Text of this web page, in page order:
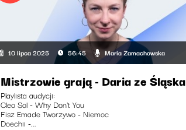
10 lipca 2025 56:45 Maria Zamachowska
Mistrzowie grają - Daria ze Śląska
Playlista audycji:
Cleo Sol - Why Don't You
Fisz Emade Tworzywo - Niemoc
Doechii -...